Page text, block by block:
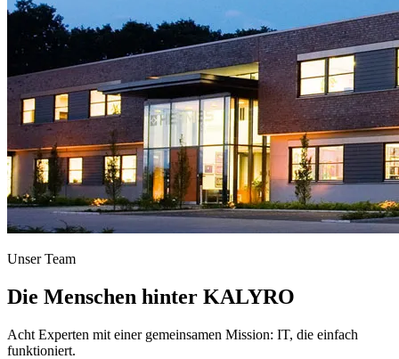
Unser Team
Die Menschen hinter KALYRO
Acht Experten mit einer gemeinsamen Mission: IT, die einfach
funktioniert.